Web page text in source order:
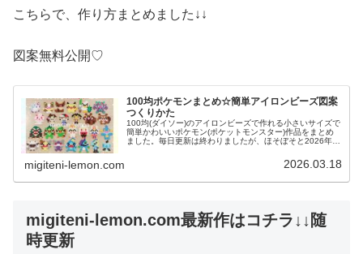
こちらで、作り方まとめました↓↓
図案無料公開♡
100均ポケモンまとめ☆簡単アイロンビーズ図案
つくりかた
100均(ダイソー)のアイロンビーズで作れる小さいサイズで
簡単かわいいポケモン(ポケットモンスター)作品をまとめ
ました。毎日更新は終わりましたが、ほそぼそと2026年も
migiteni-lemon.com 2026.03.18
migiteni-lemon.com最新作はコチラ↓↓随
時更新